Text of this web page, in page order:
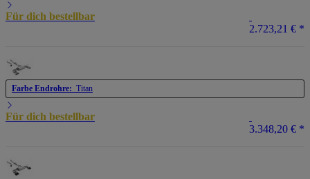
Für dich bestellbar
2.723,21 € *
Farbe Endrohre: Titan
Für dich bestellbar
3.348,20 € *